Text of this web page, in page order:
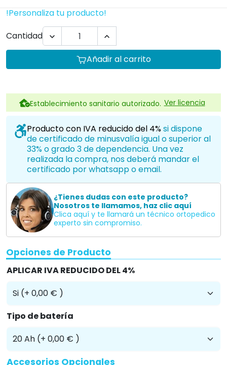
!Personaliza tu producto!
Cantidad
 
Añadir al carrito
Establecimiento sanitario autorizado. Ver licencia
Producto con IVA reducido del 4%si dispone
de certificado de minusvalía igual o superior al
33% o grado 3 de dependencia. Una vez
realizada la compra, nos deberá mandar el
certificado por whatsapp o email.
¿Tienes dudas con este producto?
Nosotros te llamamos, haz clic aquí
Clica aquí y te llamará un técnico ortopedico
experto sin compromiso.
Opciones de Producto
APLICAR IVA REDUCIDO DEL 4%
Tipo de batería
Accesorios Opcionales